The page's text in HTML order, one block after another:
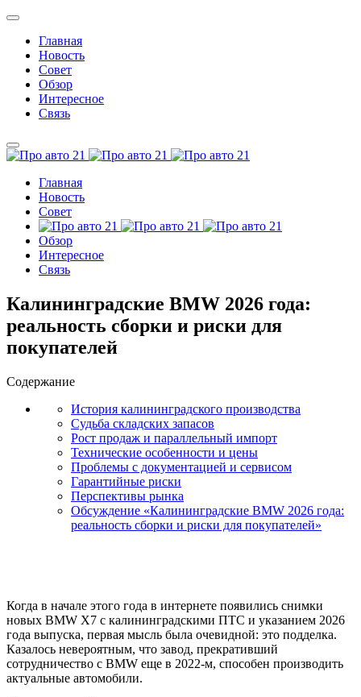
Главная
Новость
Совет
Обзор
Интересное
Связь
Главная
Новость
Совет
Обзор
Интересное
Связь
Калининградские BMW 2026 года:
реальность сборки и риски для
покупателей
Содержание
История калининградского производства
Судьба складских запасов
Рост продаж и параллельный импорт
Технические особенности и цены
Проблемы с документацией и сервисом
Гарантийные риски
Перспективы рынка
Обсуждение «Калининградские BMW 2026 года:
реальность сборки и риски для покупателей»
Когда в начале этого года в интернете появились снимки
новых BMW X7 с калининградскими ПТС и указанием 2026
года выпуска, первая мысль была очевидной: это подделка.
Казалось невероятным, что завод, прекративший
сотрудничество с BMW еще в 2022-м, способен производить
актуальные автомобили.